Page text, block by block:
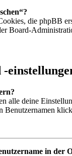
die phpBB
Board-
alle deine
Benutzernamen
in der